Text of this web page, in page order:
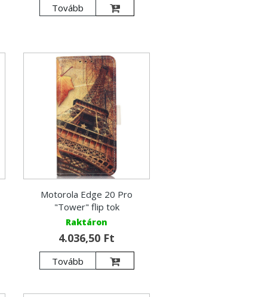
Tovább
Motorola Edge 20 Pro
"Tower" flip tok
Raktáron
4.036,50 Ft
Tovább